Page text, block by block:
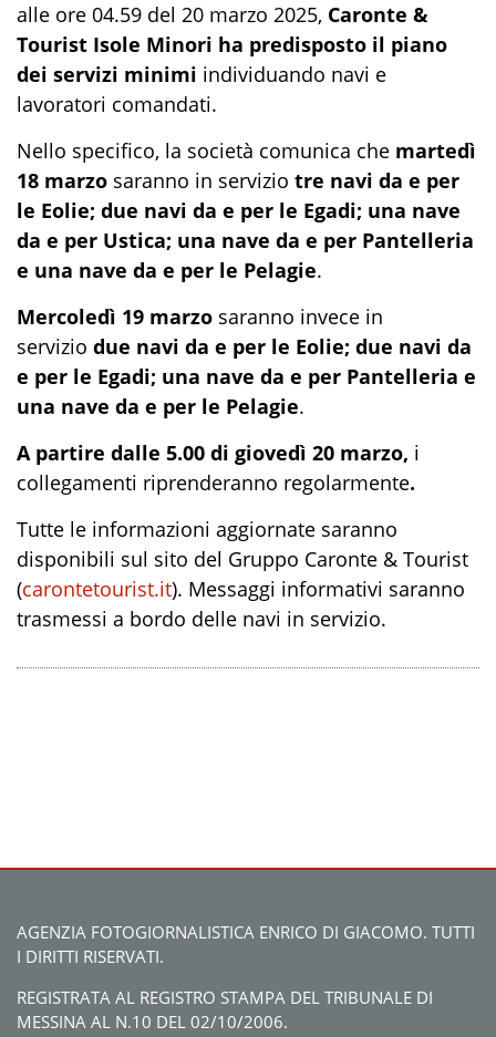
alle ore 04.59 del 20 marzo 2025, Caronte &
Tourist Isole Minori ha predisposto il piano
dei servizi minimi individuando navi e
lavoratori comandati.
Nello specifico, la società comunica che martedì
18 marzo saranno in servizio tre navi da e per
le Eolie; due navi da e per le Egadi; una nave
da e per Ustica; una nave da e per Pantelleria
e una nave da e per le Pelagie.
Mercoledì 19 marzo saranno invece in
servizio due navi da e per le Eolie; due navi da
e per le Egadi; una nave da e per Pantelleria e
una nave da e per le Pelagie.
A partire dalle 5.00 di giovedì 20 marzo, i
collegamenti riprenderanno regolarmente.
Tutte le informazioni aggiornate saranno
disponibili sul sito del Gruppo Caronte & Tourist
(carontetourist.it). Messaggi informativi saranno
trasmessi a bordo delle navi in servizio.
AGENZIA FOTOGIORNALISTICA ENRICO DI GIACOMO. TUTTI
I DIRITTI RISERVATI.
REGISTRATA AL REGISTRO STAMPA DEL TRIBUNALE DI
MESSINA AL N.10 DEL 02/10/2006.